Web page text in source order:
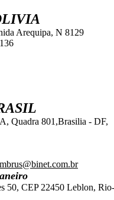
Arequipa, N 8129
Quadra 801,Brasilia - DF,
50, CEP 22450 Leblon, Rio-